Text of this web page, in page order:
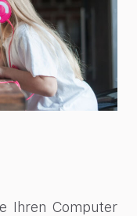
Ihren Computer